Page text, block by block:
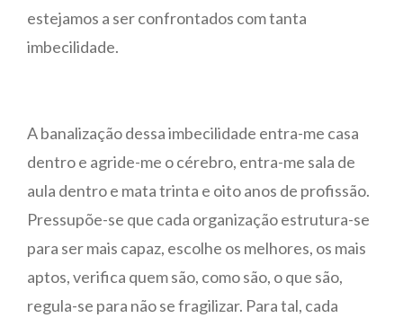
estejamos a ser confrontados com tanta
imbecilidade.
A banalização dessa imbecilidade entra-me casa
dentro e agride-me o cérebro, entra-me sala de
aula dentro e mata trinta e oito anos de profissão.
Pressupõe-se que cada organização estrutura-se
para ser mais capaz, escolhe os melhores, os mais
aptos, verifica quem são, como são, o que são,
regula-se para não se fragilizar. Para tal, cada